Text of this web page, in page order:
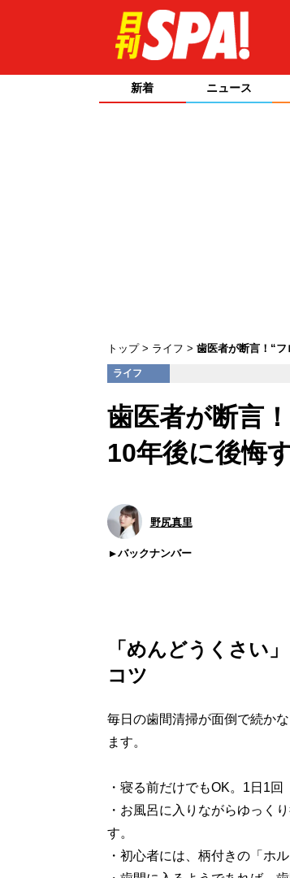
新着 ニュース
トップ ライフ 歯医者が断言！“
ライフ
歯医者が断言
10年後に後悔
野尻真里
バックナンバー
「めんどうくさい
コツ
毎日の歯間清掃が面倒で続か
ます。
・寝る前だけでもOK。1日1回
・お風呂に入りながらゆっく
す。
・初心者には、柄付きの「ホ